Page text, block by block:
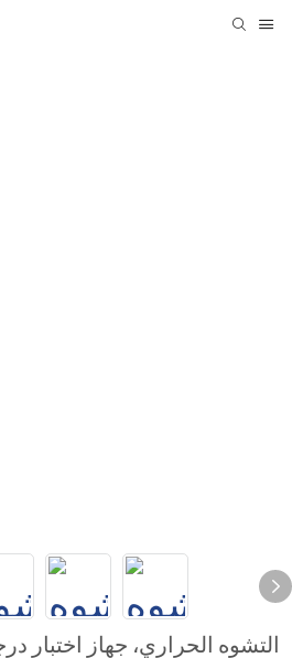
التشوه الحراري، جهاز اختبار